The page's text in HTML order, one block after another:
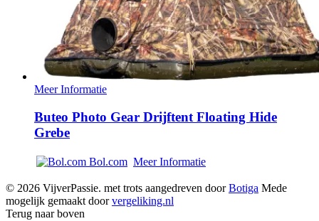
Meer Informatie
Buteo Photo Gear Drijftent Floating Hide
Grebe
Bol.com Meer Informatie
© 2026 VijverPassie. met trots aangedreven doorBotiga Mede
mogelijk gemaakt doorvergeliking.nl
Terug naar boven